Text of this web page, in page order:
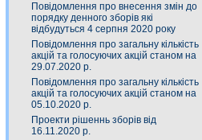
Повідомлення про внесення змін до
порядку денного зборів які
відбудуться 4 серпня 2020 року
Повідомлення про загальну кількість
акцій та голосуючих акцій станом на
29.07.2020 р.
Повідомлення про загальну кількість
акцій та голосуючих акцій станом на
05.10.2020 р.
Проекти рішеннь зборів від
16.11.2020 р.